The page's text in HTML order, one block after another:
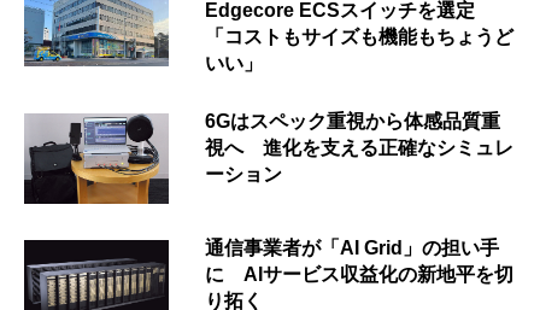
Edgecore ECSスイッチを選定
「コストもサイズも機能もちょうど
いい」
6Gはスペック重視から体感品質重
視へ 進化を支える正確なシミュレ
ーション
通信事業者が「AI Grid」の担い手
に AIサービス収益化の新地平を切
り拓く